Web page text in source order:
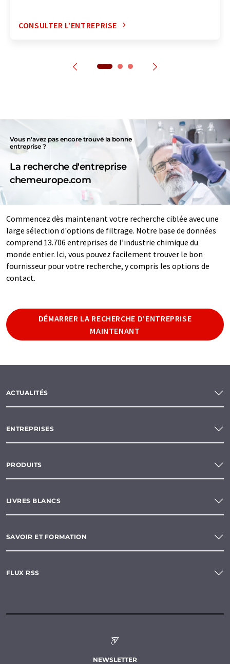
CONSULTER L’ENTREPRISE
Vous n'avez pas encore trouvé la bonne
entreprise ?
La recherche d'entreprise
chemeurope.com
Commencez dès maintenant votre recherche ciblée avec une
large sélection d'options de filtrage. Notre base de données
comprend 13.706 entreprises de l’industrie chimique du
monde entier. Ici, vous pouvez facilement trouver le bon
fournisseur pour votre recherche, y compris les options de
contact.
DÉMARRER LA RECHERCHE D'ENTREPRISE
MAINTENANT
ACTUALITÉS
ENTREPRISES
PRODUITS
LIVRES BLANCS
SAVOIR ET FORMATION
FLUX RSS
NEWSLETTER